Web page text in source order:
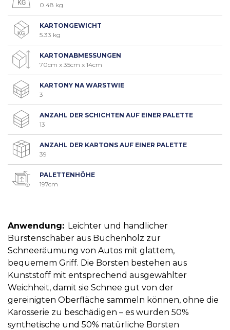
0.48 kg
KARTONGEWICHT
5.33 kg
KARTONABMESSUNGEN
70cm x 35cm x 14cm
KARTONY NA WARSTWIE
3
ANZAHL DER SCHICHTEN AUF EINER PALETTE
13
ANZAHL DER KARTONS AUF EINER PALETTE
39
PALETTENHÖHE
197cm
Anwendung: Leichter und handlicher
Bürstenschaber aus Buchenholz zur
Schneeräumung von Autos mit glattem,
bequemem Griff. Die Borsten bestehen aus
Kunststoff mit entsprechend ausgewählter
Weichheit, damit sie Schnee gut von der
gereinigten Oberfläche sammeln können, ohne die
Karosserie zu beschädigen – es wurden 50%
synthetische und 50% natürliche Borsten